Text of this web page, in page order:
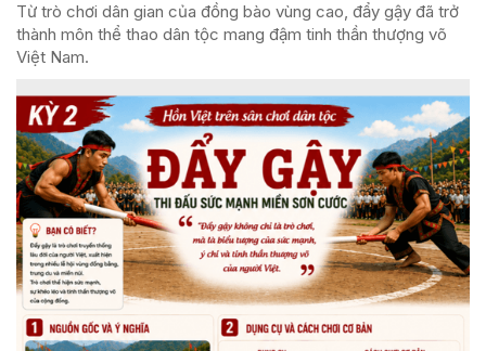
Từ trò chơi dân gian của đồng bào vùng cao, đẩy gậy đã trở
thành môn thể thao dân tộc mang đậm tinh thần thượng võ
Việt Nam.